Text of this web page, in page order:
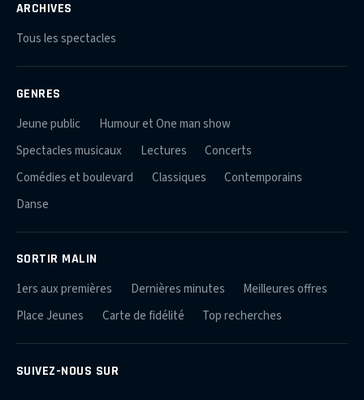
ARCHIVES
Tous les spectacles
GENRES
Jeune public
Humour et One man show
Spectacles musicaux
Lectures
Concerts
Comédies et boulevard
Classiques
Contemporains
Danse
SORTIR MALIN
1ers aux premières Dernières minutes
Meilleures offres
Place Jeunes
Carte de fidélité Top recherches
SUIVEZ-NOUS SUR